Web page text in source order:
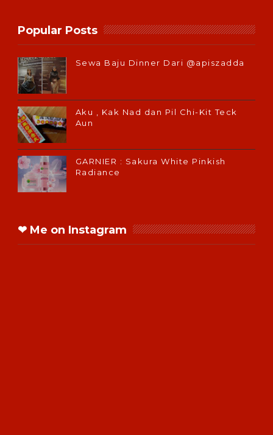
Popular Posts
Sewa Baju Dinner Dari @apiszadda
Aku , Kak Nad dan Pil Chi-Kit Teck
Aun
GARNIER : Sakura White Pinkish
Radiance
❤ Me on Instagram